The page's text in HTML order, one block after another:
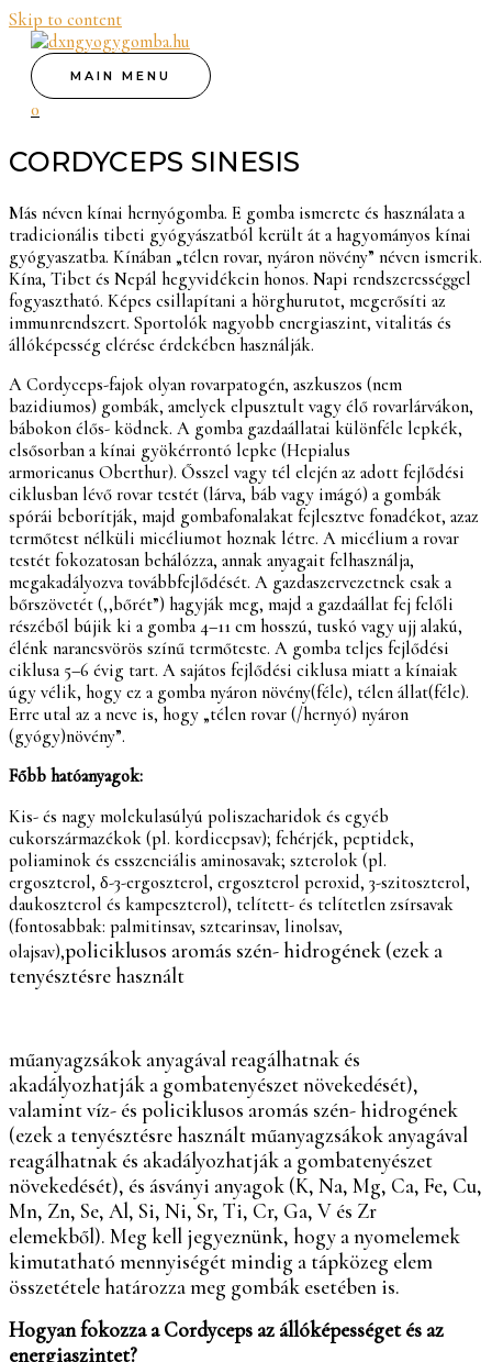
Skip to content
MAIN MENU
0
CORDYCEPS SINESIS​
Más néven kínai hernyógomba. E gomba ismerete és használata a
tradicionális tibeti gyógyászatból került át a hagyományos kínai
gyógyaszatba. Kínában „télen rovar, nyáron növény” néven ismerik.
Kína, Tibet és Nepál hegyvidékein honos. Napi rendszerességgel
fogyasztható. Képes csillapítani a hörghurutot, megerősíti az
immunrendszert. Sportolók nagyobb energiaszint, vitalitás és
állóképesség elérése érdekében használják.
A Cordyceps-fajok olyan rovarpatogén, aszkuszos (nem
bazidiumos) gombák, amelyek elpusztult vagy élő rovarlárvákon,
bábokon élős- ködnek. A gomba gazdaállatai különféle lepkék,
elsősorban a kínai gyökérrontó lepke (Hepialus
armoricanus Oberthur). Ősszel vagy tél elején az adott fejlődési
ciklusban lévő rovar testét (lárva, báb vagy imágó) a gombák
spórái beborítják, majd gombafonalakat fejlesztve fonadékot, azaz
termőtest nélküli micéliumot hoznak létre. A micélium a rovar
testét fokozatosan behálózza, annak anyagait felhasználja,
megakadályozva továbbfejlődését. A gazdaszervezetnek csak a
bőrszövetét (,,bőrét”) hagyják meg, majd a gazdaállat fej felőli
részéből bújik ki a gomba 4–11 cm hosszú, tuskó vagy ujj alakú,
élénk narancsvörös színű termőteste. A gomba teljes fejlődési
ciklusa 5–6 évig tart. A sajátos fejlődési ciklusa miatt a kínaiak
úgy vélik, hogy ez a gomba nyáron növény(féle), télen állat(féle).
Erre utal az a neve is, hogy „télen rovar (/hernyó) nyáron
(gyógy)növény”.
Főbb hatóanyagok:
Kis- és nagy molekulasúlyú poliszacharidok és egyéb
cukorszármazékok (pl. kordicepsav); fehérjék, peptidek,
poliaminok és esszenciális aminosavak; szterolok (pl.
ergoszterol, δ-3-ergoszterol, ergoszterol peroxid, 3-szitoszterol,
daukoszterol és kampeszterol), telített- és telítetlen zsírsavak
(fontosabbak: palmitinsav, sztearinsav, linolsav,
olajsav),policiklusos aromás szén- hidrogének (ezek a
tenyésztésre használt
műanyagzsákok anyagával reagálhatnak és
akadályozhatják a gombatenyészet növekedését),
valamint víz- és policiklusos aromás szén- hidrogének
(ezek a tenyésztésre használt műanyagzsákok anyagával
reagálhatnak és akadályozhatják a gombatenyészet
növekedését), és ásványi anyagok (K, Na, Mg, Ca, Fe, Cu,
Mn, Zn, Se, Al, Si, Ni, Sr, Ti, Cr, Ga, V és Zr
elemekből). Meg kell jegyeznünk, hogy a nyomelemek
kimutatható mennyiségét mindig a tápközeg elem
összetétele határozza meg gombák esetében is.
Hogyan fokozza a Cordyceps az állóképességetés az
energiaszintet?